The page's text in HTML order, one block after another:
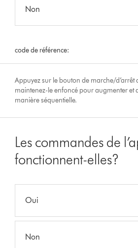
Non
code de référence:
Appuyez sur le bouton de marche/d’arrêt
maintenez-le enfoncé pour augmenter et
manière séquentielle.
Les commandes de
fonctionnent-elles?
Oui
Non